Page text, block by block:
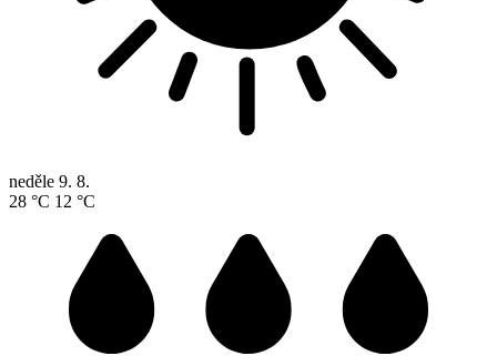
neděle 9. 8.
28 °C 12 °C